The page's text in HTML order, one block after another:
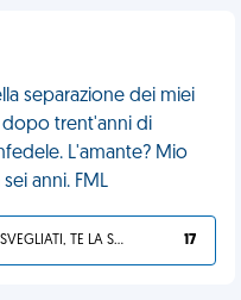
separazione dei miei
dopo trent'anni di
L'amante? Mio
anni. FML
SVEGLIATI, TE LA SEI CERCATA! 17